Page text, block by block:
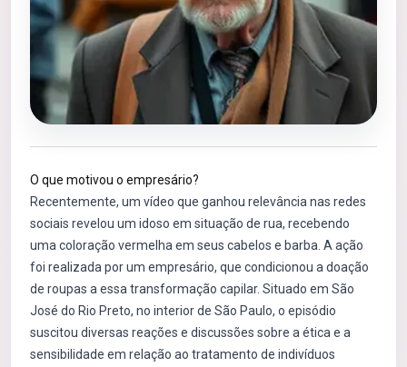
O que motivou o empresário?
Recentemente, um vídeo que ganhou relevância nas redes
sociais revelou um idoso em situação de rua, recebendo
uma coloração vermelha em seus cabelos e barba. A ação
foi realizada por um empresário, que condicionou a doação
de roupas a essa transformação capilar. Situado em São
José do Rio Preto, no interior de São Paulo, o episódio
suscitou diversas reações e discussões sobre a ética e a
sensibilidade em relação ao tratamento de indivíduos